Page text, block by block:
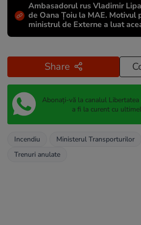
Ambasadorul rus Vladimir
de Oana Țoiu la MAE. Motivul
ministrul de Externe a luat
Share
Abonați-vă la canalul
a fi la curent cu
Incendiu Ministerul Transporturilor
Trenuri anulate